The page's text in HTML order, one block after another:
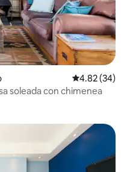
Calificación
4.82 (34)
soleada con chimenea